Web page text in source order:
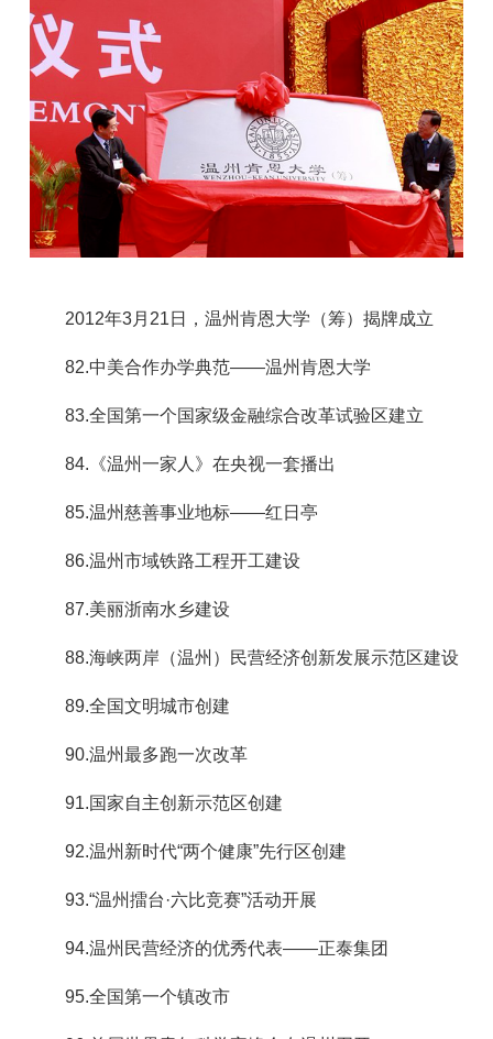
2012年3月21日，温州肯恩大学（筹）揭牌成立
82.中美合作办学典范——温州肯恩大学
83.全国第一个国家级金融综合改革试验区建立
84.《温州一家人》在央视一套播出
85.温州慈善事业地标——红日亭
86.温州市域铁路工程开工建设
87.美丽浙南水乡建设
88.海峡两岸（温州）民营经济创新发展示范区建设
89.全国文明城市创建
90.温州最多跑一次改革
91.国家自主创新示范区创建
92.温州新时代“两个健康”先行区创建
93.“温州擂台·六比竞赛”活动开展
94.温州民营经济的优秀代表——正泰集团
95.全国第一个镇改市